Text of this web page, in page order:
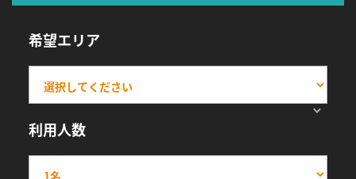
希望エリア
利用人数